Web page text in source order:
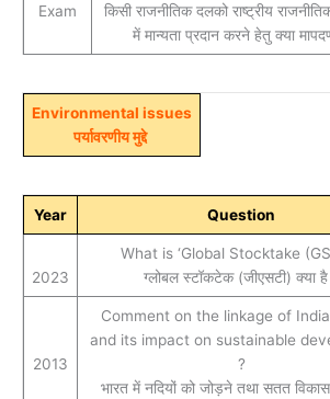
Exam
किसी राजनीतिक दलको राष्ट्रीय
में मान्यता प्रदान करने हेतु क्या
Environmental issues
पर्यावरणीय मुद्दे
Year Question
2023
What is ‘Global Stocktake
ग्लोबल स्टॉकटेक (जीएसटी) क्या
2013
Comment on the linkage of
and its impact on sustainable
?
भारत में नदियों को जोड़ने तथा सतत